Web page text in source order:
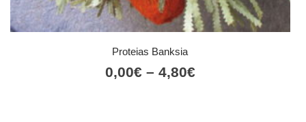
Proteias Banksia
0,00€ – 4,80€Price